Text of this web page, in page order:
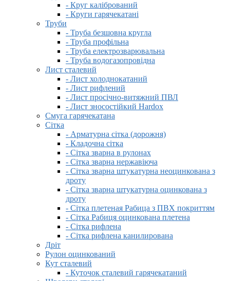
- Круг калібрований
- Круги гарячекатані
Труби
- Труба безшовна кругла
- Труба профільна
- Труба електрозварювальна
- Труба водогазопровідна
Лист сталевий
- Лист холоднокатаний
- Лист рифлений
- Лист просічно-витяжний ПВЛ
- Лист зносостійкий Hardox
Смуга гарячекатана
Сітка
- Арматурна сітка (дорожня)
- Кладочна сітка
- Сітка зварна в рулонах
- Сітка зварна нержавіюча
- Сітка зварна штукатурна неоцинкована з
дроту
- Сітка зварна штукатурна оцинкована з
дроту
- Сітка плетеная Рабица з ПВХ покриттям
- Сітка Рабиця оцинкована плетена
- Сітка рифлена
- Сітка рифлена канилирована
Дріт
Рулон оцинкований
Кут сталевий
- Куточок сталевий гарячекатаний